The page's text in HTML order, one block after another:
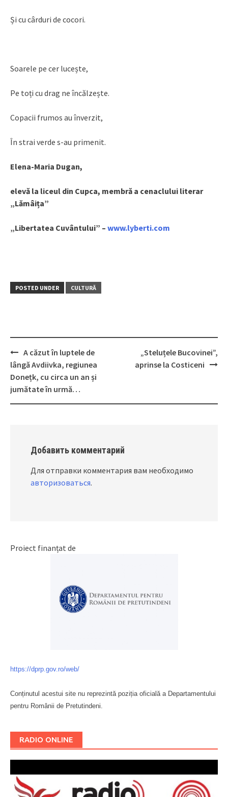
Și cu cârduri de cocori.
Soarele pe cer lucește,
Pe toți cu drag ne încălzește.
Copacii frumos au înverzit,
În strai verde s-au primenit.
Elena-Maria Dugan,
elevă la liceul din Cupca, membră a cenaclului literar
„Lămâița”
„Libertatea Cuvântului” – www.lyberti.com
POSTED UNDER CULTURĂ
Post
navigation
A căzut în luptele de
lângă Avdiivka, regiunea
Donețk, cu circa un an și
jumătate în urmă…
„Steluțele Bucovinei”,
aprinse la Costiceni
Добавить комментарий
Для отправки комментария вам необходимо
авторизоваться.
Proiect finanțat de
https://dprp.gov.ro/web/
Conținutul acestui site nu reprezintă poziția oficială a Departamentului
pentru Românii de Pretutindeni.
RADIO ONLINE